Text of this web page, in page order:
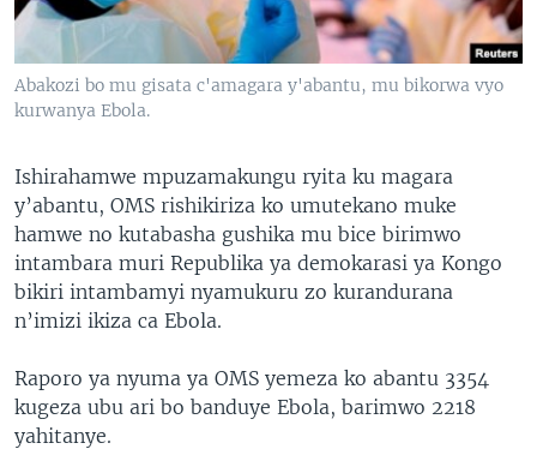
Abakozi bo mu gisata c'amagara y'abantu, mu bikorwa vyo
kurwanya Ebola.
Ishirahamwe mpuzamakungu ryita ku magara
y’abantu, OMS rishikiriza ko umutekano muke
hamwe no kutabasha gushika mu bice birimwo
intambara muri Republika ya demokarasi ya Kongo
bikiri intambamyi nyamukuru zo kurandurana
n’imizi ikiza ca Ebola.
Raporo ya nyuma ya OMS yemeza ko abantu 3354
kugeza ubu ari bo banduye Ebola, barimwo 2218
yahitanye.